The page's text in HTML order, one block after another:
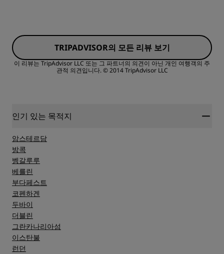
장소
청결도
서비스
TRIPADVISOR의 모든 리뷰 보기
이 리뷰는 TripAdvisor LLC 또는 그 파트너의 의견이 아닌 개인 여행객의 주
관적 의견입니다. © 2014 TripAdvisor LLC
인기 있는 목적지
암스테르담
방콕
벵갈루루
베를린
부다페스트
코펜하겐
두바이
더블린
그란카나리아섬
이스탄불
런던